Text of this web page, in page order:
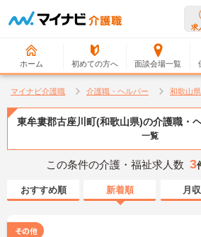
求
ホーム 初めての方へ 面談会場一覧
マイナビ介護職 介護職・ヘルパー 和歌山県
東牟婁郡古座川町(和歌山県)の介護職・
一覧
この条件の介護・福祉求人数 3
おすすめ順 新着順 月
その他